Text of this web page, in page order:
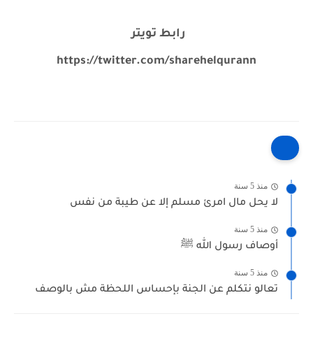
رابط تويتر
https://twitter.com/sharehelqurann
منذ 5 سنة
لا يحل مال امرئ مسلم إلا عن طيبة من نفس
منذ 5 سنة
أوصاف رسول الله ﷺ
منذ 5 سنة
تعالو نتكلم عن الجنة بإحساس اللحظة مش بالوصف